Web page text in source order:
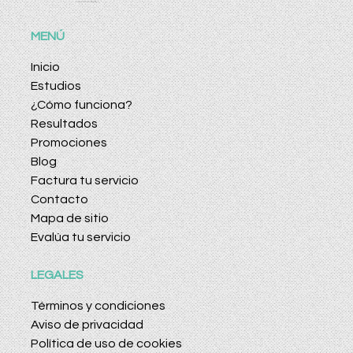
MENÚ
Inicio
Estudios
¿Cómo funciona?
Resultados
Promociones
Blog
Factura tu servicio
Contacto
Mapa de sitio
Evalúa tu servicio
LEGALES
Términos y condiciones
Aviso de privacidad
Política de uso de cookies